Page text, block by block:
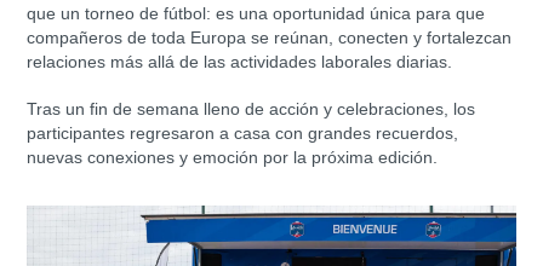
que un torneo de fútbol: es una oportunidad única para que
compañeros de toda Europa se reúnan, conecten y fortalezcan
relaciones más allá de las actividades laborales diarias.
Tras un fin de semana lleno de acción y celebraciones, los
participantes regresaron a casa con grandes recuerdos,
nuevas conexiones y emoción por la próxima edición.